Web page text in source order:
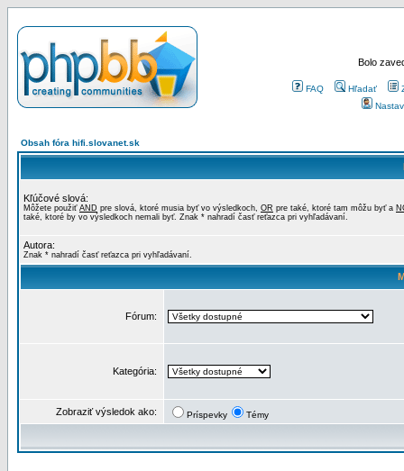
Bolo
FAQ Hľadať
Obsah fóra hifi.slovanet.sk
Kľúčové slová:
Môžete použiť AND pre slová, ktoré musia byť vo výsledkoch, OR pre také, ktoré tam môžu byť a
také, ktoré by vo výsledkoch nemali byť. Znak * nahradí časť reťazca pri vyhľadávaní.
Autora:
Znak * nahradí časť reťazca pri vyhľadávaní.
Fórum:
Kategória:
Zobraziť výsledok ako: Príspevky Témy